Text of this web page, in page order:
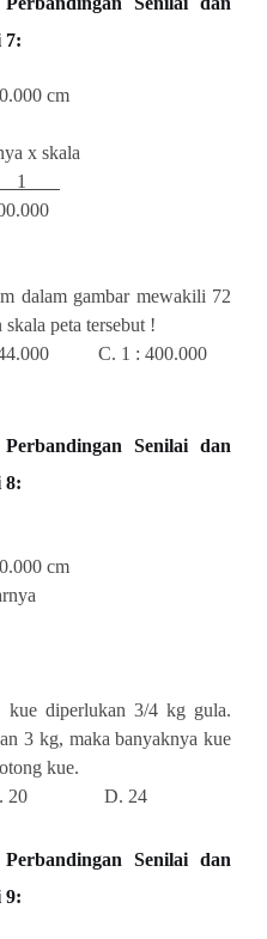
7:
cm
x skala
dalam gambar mewakili 72
peta tersebut !
C. 1 : 400.000
Senilai dan
8:
cm
diperlukan 3/4 kg gula.
3 kg, maka banyaknya kue
kue.
D. 24
Senilai dan
9: